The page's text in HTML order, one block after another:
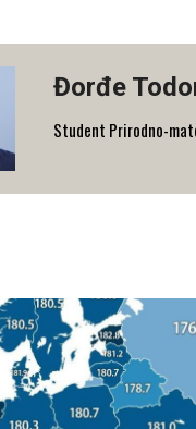
Đorđe
Student Prirodno-